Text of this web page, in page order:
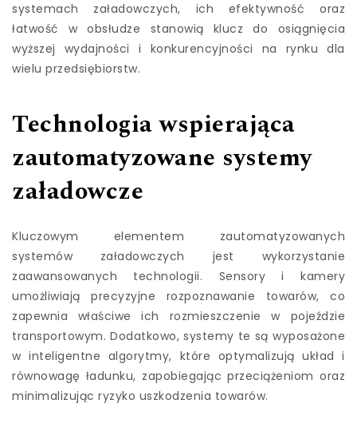
systemach załadowczych, ich efektywność oraz
łatwość w obsłudze stanowią klucz do osiągnięcia
wyższej wydajności i konkurencyjności na rynku dla
wielu przedsiębiorstw.
Technologia wspierająca
zautomatyzowane systemy
załadowcze
Kluczowym elementem zautomatyzowanych
systemów załadowczych jest wykorzystanie
zaawansowanych technologii. Sensory i kamery
umożliwiają precyzyjne rozpoznawanie towarów, co
zapewnia właściwe ich rozmieszczenie w pojeździe
transportowym. Dodatkowo, systemy te są wyposażone
w inteligentne algorytmy, które optymalizują układ i
równowagę ładunku, zapobiegając przeciążeniom oraz
minimalizując ryzyko uszkodzenia towarów.